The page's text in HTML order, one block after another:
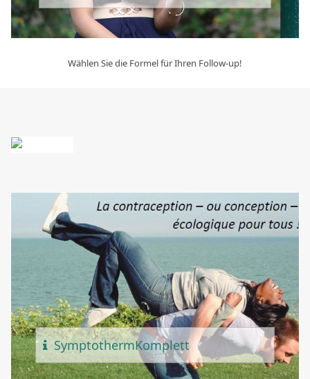
Wählen Sie die Formel für Ihren Follow-up!
SponsorIng
SymptothermKomplett